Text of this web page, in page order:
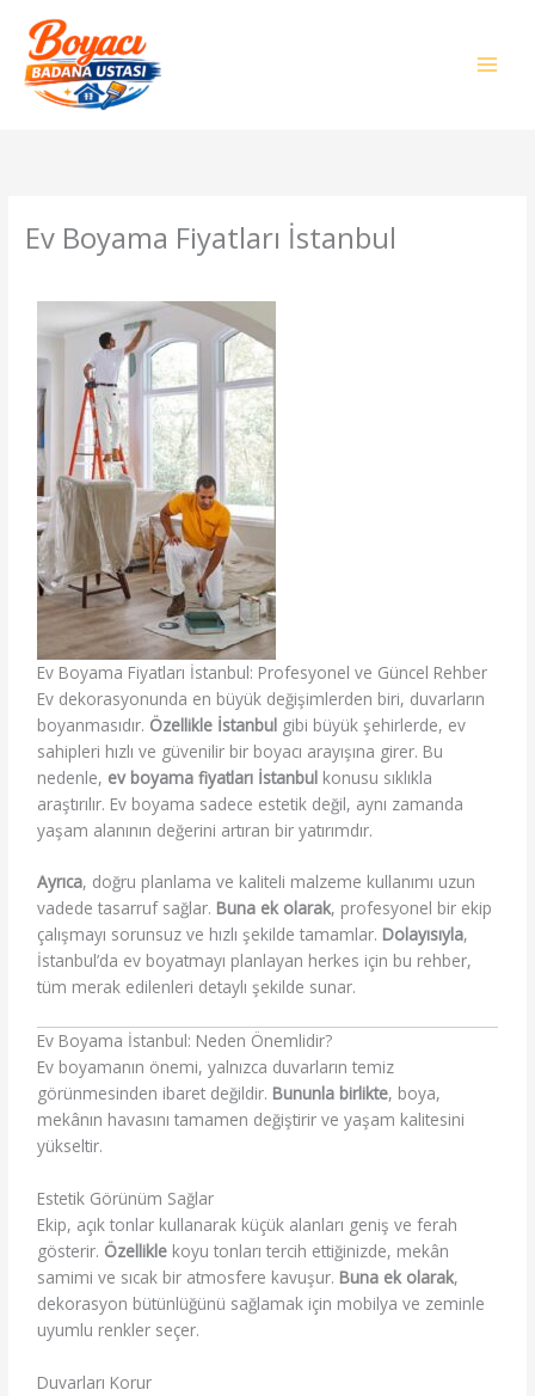
Ev Boyama Fiyatları İstanbul
Ev Boyama Fiyatları İstanbul: Profesyonel ve Güncel Rehber
Ev dekorasyonunda en büyük değişimlerden biri, duvarların
boyanmasıdır. Özellikle İstanbul gibi büyük şehirlerde, ev
sahipleri hızlı ve güvenilir bir boyacı arayışına girer. Bu
nedenle, ev boyama fiyatları İstanbul konusu sıklıkla
araştırılır. Ev boyama sadece estetik değil, aynı zamanda
yaşam alanının değerini artıran bir yatırımdır.
Ayrıca, doğru planlama ve kaliteli malzeme kullanımı uzun
vadede tasarruf sağlar. Buna ek olarak, profesyonel bir ekip
çalışmayı sorunsuz ve hızlı şekilde tamamlar. Dolayısıyla,
İstanbul’da ev boyatmayı planlayan herkes için bu rehber,
tüm merak edilenleri detaylı şekilde sunar.
Ev Boyama İstanbul: Neden Önemlidir?
Ev boyamanın önemi, yalnızca duvarların temiz
görünmesinden ibaret değildir. Bununla birlikte, boya,
mekânın havasını tamamen değiştirir ve yaşam kalitesini
yükseltir.
Estetik Görünüm Sağlar
Ekip, açık tonlar kullanarak küçük alanları geniş ve ferah
gösterir. Özellikle koyu tonları tercih ettiğinizde, mekân
samimi ve sıcak bir atmosfere kavuşur. Buna ek olarak,
dekorasyon bütünlüğünü sağlamak için mobilya ve zeminle
uyumlu renkler seçer.
Duvarları Korur